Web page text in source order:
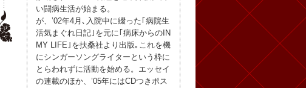
い闘病生活が始まる。
が、’02年4月､入院中に綴った｢病院生
活気まぐれ日記｣を元に｢病床からのIN
MY LIFE｣を扶桑社より出版｡これを機
にシンガーソングライターという枠に
とらわれずに活動を始める。エッセイ
の連載のほか、’05年にはCDつきポス